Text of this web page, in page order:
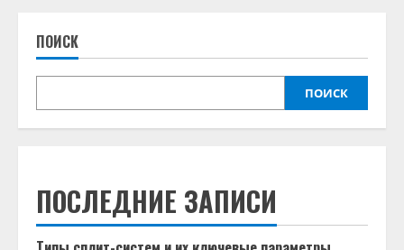
ПОИСК
ПОИСК
ПОСЛЕДНИЕ ЗАПИСИ